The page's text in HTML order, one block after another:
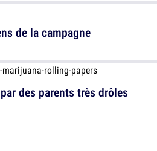
des parents très drôles
de la campagne